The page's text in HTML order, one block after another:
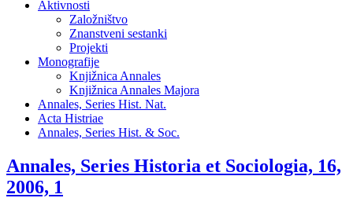
Aktivnosti
Založništvo
Znanstveni sestanki
Projekti
Monografije
Knjižnica Annales
Knjižnica Annales Majora
Annales, Series Hist. Nat.
Acta Histriae
Annales, Series Hist. & Soc.
Annales, Series Historia et Sociologia, 16,
2006, 1